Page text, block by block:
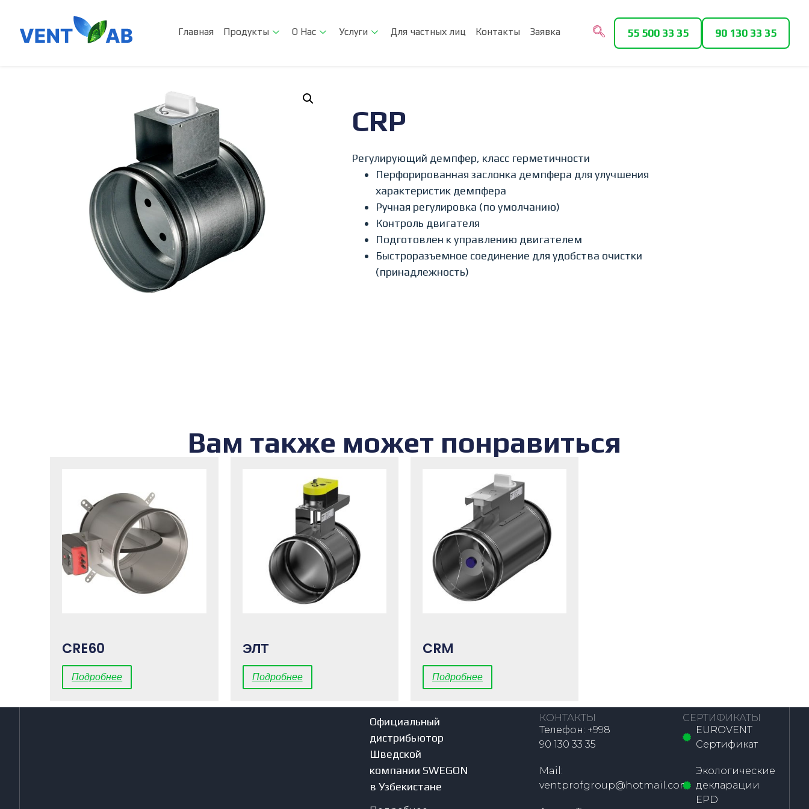
Главная Продукты О Нас Услуги Для частных лиц Контакты Заявка 55 500 33 35 90 130 33 35
CRP
Регулирующий демпфер, класс герметичности
Перфорированная заслонка демпфера для улучшения
характеристик демпфера
Ручная регулировка (по умолчанию)
Контроль двигателя
Подготовлен к управлению двигателем
Быстроразъемное соединение для удобства очистки
(принадлежность)
Вам также может понравиться
CRE60
Подробнее
ЭЛТ
Подробнее
CRM
Подробнее
Официальный
дистрибьютор
Шведской
компании SWEGON
в Узбекистане
КОНТАКТЫ
Телефон: +998
90 130 33 35
Mail:
ventprofgroup@hotmail.com
СЕРТИФИКАТЫ
EUROVENT
Сертификат
Экологические
декларации
EPD